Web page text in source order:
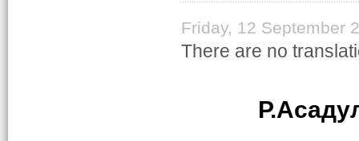
Friday, 12 September
There are no